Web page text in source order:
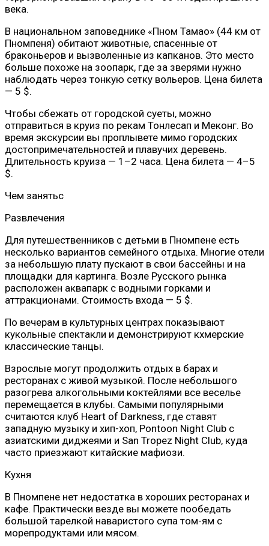
века.
В национальном заповеднике «Пном Тамао» (44 км от
Пномпеня) обитают животные, спасенные от
браконьеров и вызволенные из капканов. Это место
больше похоже на зоопарк, где за зверями нужно
наблюдать через тонкую сетку вольеров. Цена билета
— 5 $.
Чтобы сбежать от городской суеты, можно
отправиться в круиз по рекам Тонлесап и Меконг. Во
время экскурсии вы проплывете мимо городских
достопримечательностей и плавучих деревень.
Длительность круиза — 1–2 часа. Цена билета — 4–5
$.
Чем занятьс
Развлечения
Для путешественников с детьми в Пномпене есть
несколько вариантов семейного отдыха. Многие отели
за небольшую плату пускают в свои бассейны и на
площадки для картинга. Возле Русского рынка
расположен аквапарк с водными горками и
аттракционами. Стоимость входа — 5 $.
По вечерам в культурных центрах показывают
кукольные спектакли и демонстрируют кхмерские
классические танцы.
Взрослые могут продолжить отдых в барах и
ресторанах с живой музыкой. После небольшого
разогрева алкогольными коктейлями все веселье
перемещается в клубы. Самыми популярными
считаются клуб Heart of Darkness, где ставят
западную музыку и хип-хоп, Pontoon Night Club с
азиатскими диджеями и San Tropez Night Club, куда
часто приезжают китайские мафиози.
Кухня
В Пномпене нет недостатка в хороших ресторанах и
кафе. Практически везде вы можете пообедать
большой тарелкой наваристого супа том-ям с
морепродуктами или мясом.